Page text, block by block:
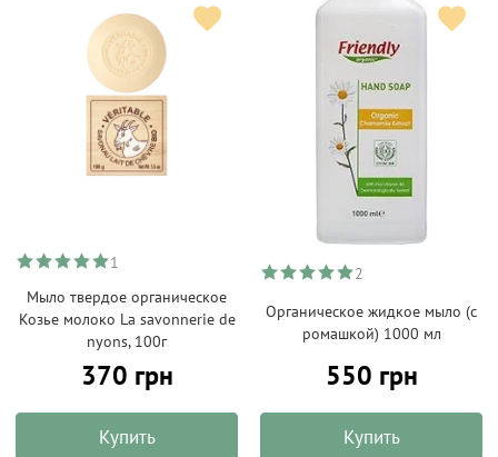
1
Мыло твердое органическое
Козье молоко La savonnerie de
nyons, 100г
370 грн
Купить
2
Органическое жидкое мыло (с
ромашкой) 1000 мл
550 грн
Купить